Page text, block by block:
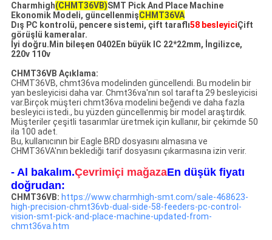
Charmhigh(CHMT36VB)SMT Pick And Place Machine
Ekonomik Modeli, güncellenmişCHMT36VA
Dış PC kontrolü, pencere sistemi, çift taraflı58 besleyiciÇift
görüşlü kameralar.
İyi doğru. Min bileşen 0402En büyük IC 22*22mm, İngilizce,
220v 110v
CHMT36VB Açıklama:
CHMT36VB, chmt36va modelinden güncellendi. Bu modelin bir
yan besleyicisi daha var. Chmt36va'nın sol tarafta 29 besleyicisi
var.Birçok müşteri chmt36va modelini beğendi ve daha fazla
besleyici istedi., bu yüzden güncellenmiş bir model araştırdık.
Müşteriler çeşitli tasarımlar üretmek için kullanır, bir çekimde 50
ila 100 adet.
Bu, kullanıcının bir Eagle BRD dosyasını almasına ve
CHMT36VA'nın beklediği tarif dosyasını çıkarmasına izin verir.
- Al bakalım.Çevrimiçi mağazaEn düşük fiyatı
doğrudan:
CHMT36VB: https://www.charmhigh-smt.com/sale-468623-
high-precision-chmt36vb-dual-side-58-feeders-pc-control-
vision-smt-pick-and-place-machine-updated-from-
chmt36va.htm